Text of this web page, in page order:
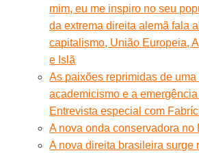
mim, eu me inspiro no seu
da extrema direita alemã fala
capitalismo, União Europeia,
e Islã
As paixões reprimidas de uma
academicismo e a
Entrevista especial com
A nova onda conservadora no
A nova direita brasileira surge